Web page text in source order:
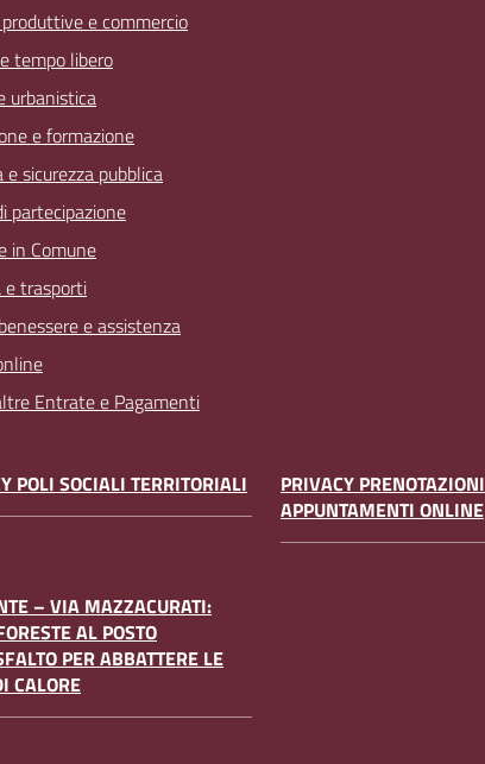
e commercio
tempo libero
urbanistica
e formazione
e sicurezza pubblica
partecipazione
in Comune
e trasporti
e assistenza
Entrate e Pagamenti
POLI SOCIALI TERRITORIALI
PRIVACY PRENOTAZIONI
APPUNTAMENTI ONLINE
– VIA MAZZACURATI:
AL POSTO
PER ABBATTERE LE
CALORE